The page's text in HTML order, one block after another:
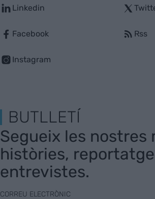
Linkedin
Facebook
Instagram
Rss
BUTLLETÍ
Segueix les nostres
històries,
entrevistes.
CORREU ELECTRÒNIC